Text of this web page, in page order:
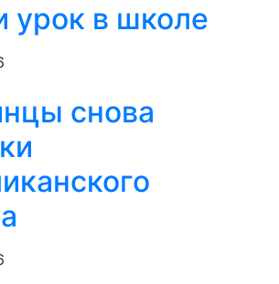
урок в школе
снова